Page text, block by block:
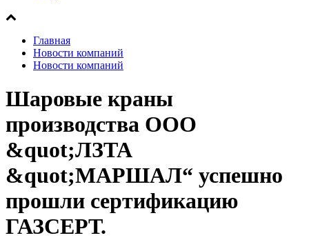
Главная
Новости компаний
Новости компаний
Шаровые краны
производства ООО
&quot;ЛЗТА
&quot;МАРШАЛ“ успешно
прошли сертификацию
ГАЗСЕРТ.